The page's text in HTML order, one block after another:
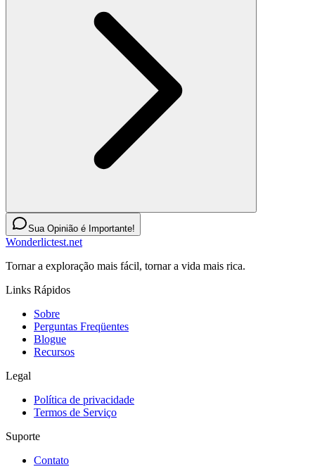
Sua Opinião é Importante!
Wonderlictest.net
Tornar a exploração mais fácil, tornar a vida mais rica.
Links Rápidos
Sobre
Perguntas Freqüentes
Blogue
Recursos
Legal
Política de privacidade
Termos de Serviço
Suporte
Contato